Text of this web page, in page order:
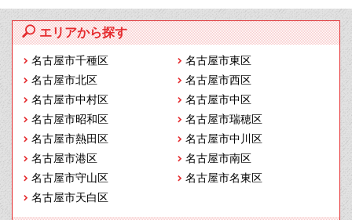
エリアから探す
名古屋市千種区
名古屋市東区
名古屋市北区
名古屋市西区
名古屋市中村区
名古屋市中区
名古屋市昭和区
名古屋市瑞穂区
名古屋市熱田区
名古屋市中川区
名古屋市港区
名古屋市南区
名古屋市守山区
名古屋市名東区
名古屋市天白区